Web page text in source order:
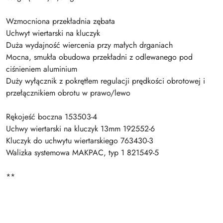
Wzmocniona przekładnia zębata
Uchwyt wiertarski na kluczyk
Duża wydajność wiercenia przy małych drganiach
Mocna, smukła obudowa przekładni z odlewanego pod
ciśnieniem aluminium
Duży wyłącznik z pokrętłem regulacji prędkości obrotowej i
przełącznikiem obrotu w prawo/lewo
Rękojeść boczna 153503-4
Uchwy wiertarski na kluczyk 13mm 192552-6
Kluczyk do uchwytu wiertarskiego 763430-3
Walizka systemowa MAKPAC, typ 1 821549-5
**